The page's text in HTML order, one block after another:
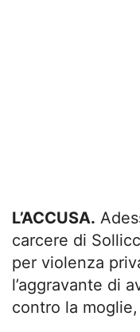
L’ACCUSA.
carcere di
per violenza
l’aggravante di
contro la